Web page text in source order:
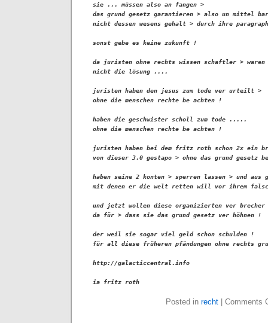
sie ... müssen also an fangen >
das grund gesetz garantieren > also un mittel
nicht dessen wesens gehalt > durch ihre
sonst gebe es keine zukunft !
da juristen ohne rechts wissen schaftler > waren
nicht die lösung ....
juristen haben den jesus zum tode ver urteilt >
ohne die menschen rechte be achten !
haben die geschwister scholl zum tode .....
ohne die menschen rechte be achten !
juristen haben bei dem fritz roth schon 2x ein
von dieser 3.0 gestapo > ohne das grund gesetz
haben seine 2 konten > sperren lassen > und aus
mit denen er die welt retten will vor ihrem
und jetzt wollen diese organizierten ver brecher
da für > dass sie das grund gesetz ver höhnen !
der weil sie sogar viel geld schon schulden !
für all diese früheren pfändungen ohne rechts
http://galacticcentral.info
ia fritz roth
Posted in recht | Comments